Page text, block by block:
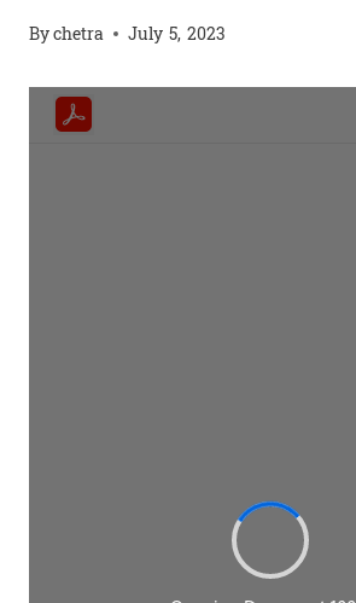
Bychetra July 5, 2023